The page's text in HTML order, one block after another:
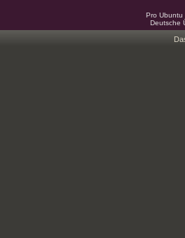
Pro
Deutsche